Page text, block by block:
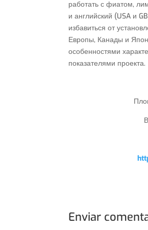
работать с фиатом,
и английский (USA и
избавиться от
Европы, Канады и
особенностями
показателями проекта.
Enviar